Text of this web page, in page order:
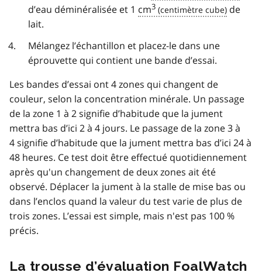
d’eau déminéralisée et 1 cm3
de
lait.
Mélangez l’échantillon et placez-le dans une
éprouvette qui contient une bande d’essai.
Les bandes d’essai ont 4 zones qui changent de
couleur, selon la concentration minérale. Un passage
de la zone 1 à 2 signifie d’habitude que la jument
mettra bas d’ici 2 à 4 jours. Le passage de la zone 3 à
4 signifie d’habitude que la jument mettra bas d’ici 24 à
48 heures. Ce test doit être effectué quotidiennement
après qu'un changement de deux zones ait été
observé. Déplacer la jument à la stalle de mise bas ou
dans l’enclos quand la valeur du test varie de plus de
trois zones. L’essai est simple, mais n'est pas 100 %
précis.
La trousse d’évaluation FoalWatch